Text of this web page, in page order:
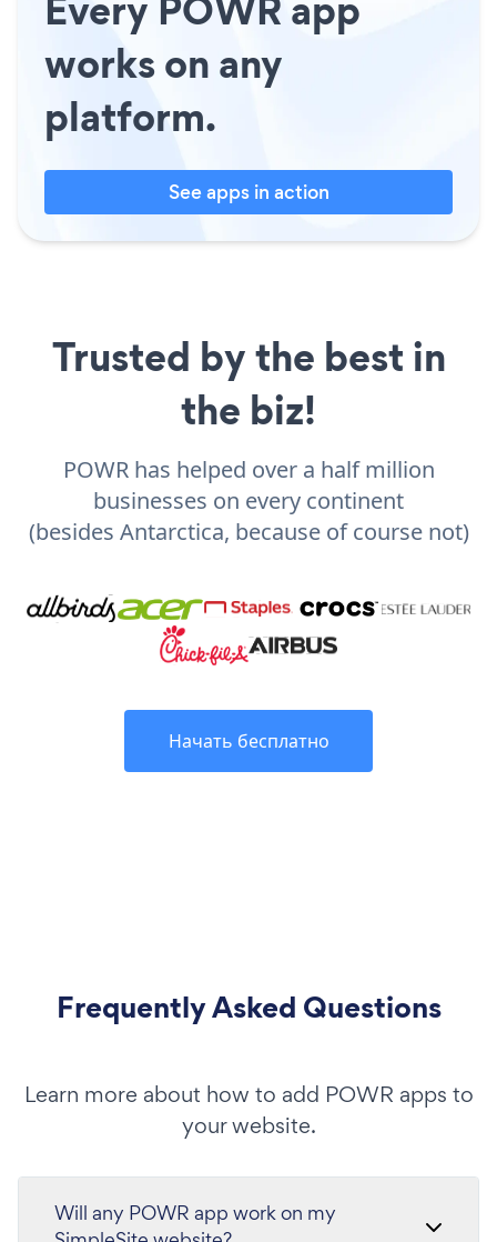
works on any
platform.
See apps in action
Trusted by the best in
the biz!
POWR has helped over a half million
businesses on every continent
(besides Antarctica, because of course not)
Начать бесплатно
Frequently Asked Questions
Learn more about how to add POWR apps to
your website.
Will any POWR app work on my